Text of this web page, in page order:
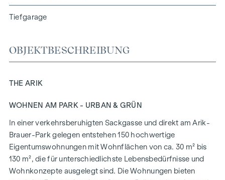
Tiefgarage
OBJEKTBESCHREIBUNG
THE ARIK
WOHNEN AM PARK - URBAN & GRÜN
In einer verkehrsberuhigten Sackgasse und direkt am Arik-
Brauer-Park gelegen entstehen 150 hochwertige
Eigentumswohnungen mit Wohnflächen von ca. 30 m² bis
130 m², die für unterschiedlichste Lebensbedürfnisse und
Wohnkonzepte ausgelegt sind. Die Wohnungen bieten